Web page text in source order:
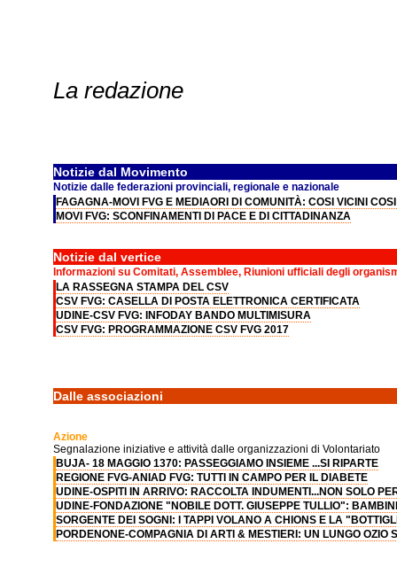
La redazione
Notizie dal Movimento
Notizie dalle federazioni provinciali, regionale e nazionale
FAGAGNA-MOVI FVG E MEDIAORI DI COMUNITÀ: COSI VICINI
MOVI FVG: SCONFINAMENTI DI PACE E DI CITTADINANZA
Notizie dal vertice
Informazioni su Comitati, Assemblee, Riunioni ufficiali degli
LA RASSEGNA STAMPA DEL CSV
CSV FVG: CASELLA DI POSTA ELETTRONICA CERTIFICATA
UDINE-CSV FVG: INFODAY BANDO MULTIMISURA
CSV FVG: PROGRAMMAZIONE CSV FVG 2017
Dalle associazioni
Azione
Segnalazione iniziative e attività dalle organizzazioni di Volontariato
BUJA- 18 MAGGIO 1370: PASSEGGIAMO INSIEME ...SI RIPARTE
REGIONE FVG-ANIAD FVG: TUTTI IN CAMPO PER IL DIABETE
UDINE-OSPITI IN ARRIVO: RACCOLTA INDUMENTI...NON SOLO
UDINE-FONDAZIONE "NOBILE DOTT. GIUSEPPE TULLIO":
SORGENTE DEI SOGNI: I TAPPI VOLANO A CHIONS E LA
PORDENONE-COMPAGNIA DI ARTI & MESTIERI: UN LUNGO OZIO